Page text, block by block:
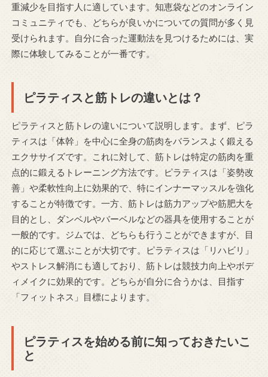
重減少を目指す人に適しています。知恵袋などのオンライン
コミュニティでも、どちらが良いかについての質問が多く見
受けられます。自分に合った運動法を見つけるためには、実
際に体験してみることが一番です。
ピラティスと筋トレの違いとは？
ピラティスと筋トレの違いについて説明します。まず、ピラ
ティスは「体幹」を中心に全身の筋肉をバランスよく鍛える
エクササイズです。これに対して、筋トレは特定の筋肉を重
点的に鍛えるトレーニング方法です。ピラティスは「姿勢改
善」や柔軟性向上に効果的で、特にインナーマッスルを強化
することが特徴です。一方、筋トレは筋力アップや筋肥大を
目的とし、ダンベルやバーベルなどの器具を使用することが
一般的です。ジムでは、どちらも行うことができますが、目
的に応じて選ぶことが大切です。ピラティスは「リハビリ」
やストレス解消にも適しており、筋トレは競技力向上やボデ
ィメイクに効果的です。どちらが自分に合うかは、目指す
「フィットネス」目標によります。
ピラティスを始める前に知っておきたいこ
と